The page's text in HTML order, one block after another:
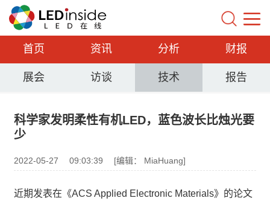
首页 资讯 分析 财报
展会 访谈 技术 报告
科学家发明柔性有机LED，蓝色波长比烛光要
少
2022-05-27 09:03:39 [编辑： MiaHuang]
近期发表在《ACS Applied Electronic Materials》的论文